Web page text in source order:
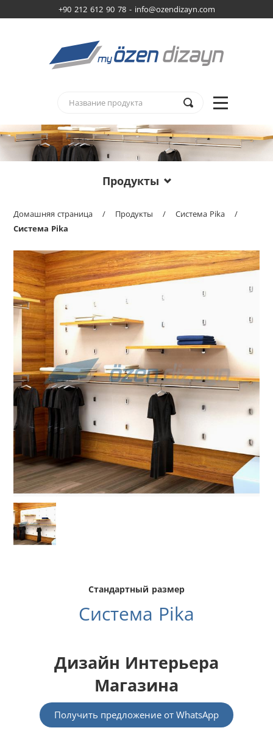
+90 212 612 90 78 - info@ozendizayn.com
Продукты
Домашняя страница / Продукты / Система Pika
/
Система Pika
Стандартный размер
Система Pika
Дизайн Интерьера
Магазина
Получить предложение от WhatsApp